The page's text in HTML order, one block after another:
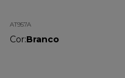
AT957A
Cor:Branco